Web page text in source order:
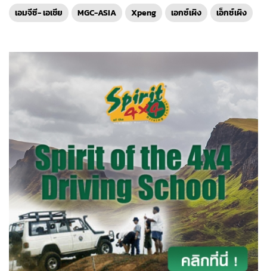
เอมจีซี- เอเชีย MGC-ASIA Xpeng เอกซ์เผิง เอ็กซ์เผิง